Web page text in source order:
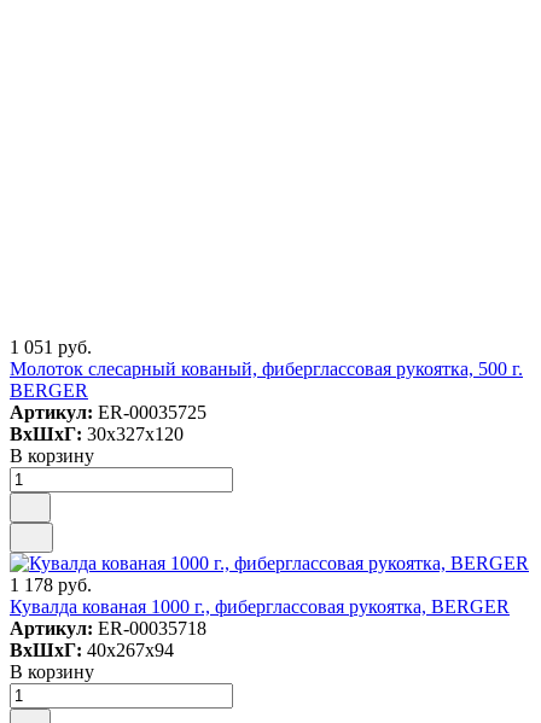
1 051 руб.
Молоток слесарный кованый, фиберглассовая рукоятка, 500 г.
BERGER
Артикул: ER-00035725
ВxШxГ: 30x327x120
В корзину
1 178 руб.
Кувалда кованая 1000 г., фиберглассовая рукоятка, BERGER
Артикул: ER-00035718
ВxШxГ: 40x267x94
В корзину